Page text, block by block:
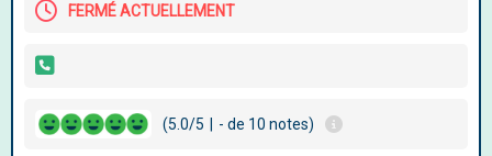
FERMÉ ACTUELLEMENT
(5.0/5 - de 10 notes)